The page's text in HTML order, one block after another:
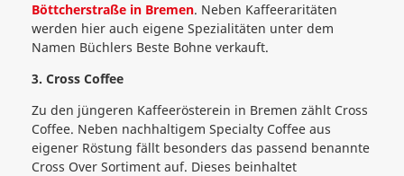
Böttcherstraße in Bremen. Neben Kaffeeraritäten
werden hier auch eigene Spezialitäten unter dem
Namen Büchlers Beste Bohne verkauft.
3. Cross Coffee
Zu den jüngeren Kaffeerösterein in Bremen zählt Cross
Coffee. Neben nachhaltigem Specialty Coffee aus
eigener Röstung fällt besonders das passend benannte
Cross Over Sortiment auf. Dieses beinhaltet